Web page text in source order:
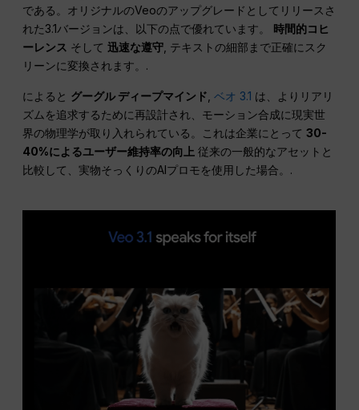
である。オリジナルのVeoのアップグレードとしてリリースさ
れた3.1バージョンは、以下の点で優れています。 時間的コヒ
ーレンス そして迅速な遵守, テキストの細部まで正確にスク
リーンに変換されます。.
によると グーグル ディープマインド ,ベオ 3.1 は、よりリアリ
ズムを追求するために再設計され、モーション合成に現実世
界の物理学が取り入れられている。これは企業にとって30-
40%によるユーザー維持率の向上 従来の一般的なアセットと
比較して、実物そっくりのAIプロモを使用した場合。.